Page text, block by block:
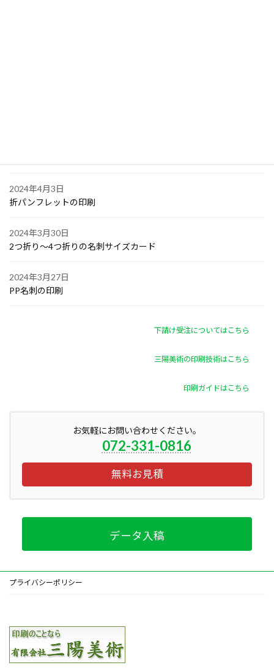
2024年4月3日
折パンフレットの印刷
2024年3月30日
2つ折り～4つ折りの名刺サイズカード
2024年3月27日
PP名刺の印刷
下請け受注についてはこちら
三陽美術の印刷技術はこちら
印刷ガイドはこちら
お気軽にお問い合わせください。
072-331-0816
無料お見積
データ入稿
プライバシーポリシー